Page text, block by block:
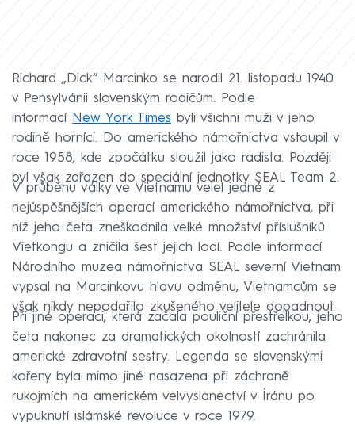
Richard „Dick“ Marcinko se narodil 21. listopadu 1940
v Pensylvánii slovenským rodičům. Podle
informací New York Times byli všichni muži v jeho
rodině horníci. Do amerického námořnictva vstoupil v
roce 1958, kde zpočátku sloužil jako radista. Později
byl však zařazen do speciální jednotky SEAL Team 2.
V průběhu války ve Vietnamu velel jedné z
nejúspěšnějších operací amerického námořnictva, při
níž jeho četa zneškodnila velké množství příslušníků
Vietkongu a zničila šest jejich lodí. Podle informací
Národního muzea námořnictva SEAL severní Vietnam
vypsal na Marcinkovu hlavu odměnu, Vietnamcům se
však nikdy nepodařilo zkušeného velitele dopadnout.
Při jiné operaci, která začala pouliční přestřelkou, jeho
četa nakonec za dramatických okolností zachránila
americké zdravotní sestry. Legenda se slovenskými
kořeny byla mimo jiné nasazena při záchraně
rukojmích na americkém velvyslanectví v Íránu po
vypuknutí islámské revoluce v roce 1979.